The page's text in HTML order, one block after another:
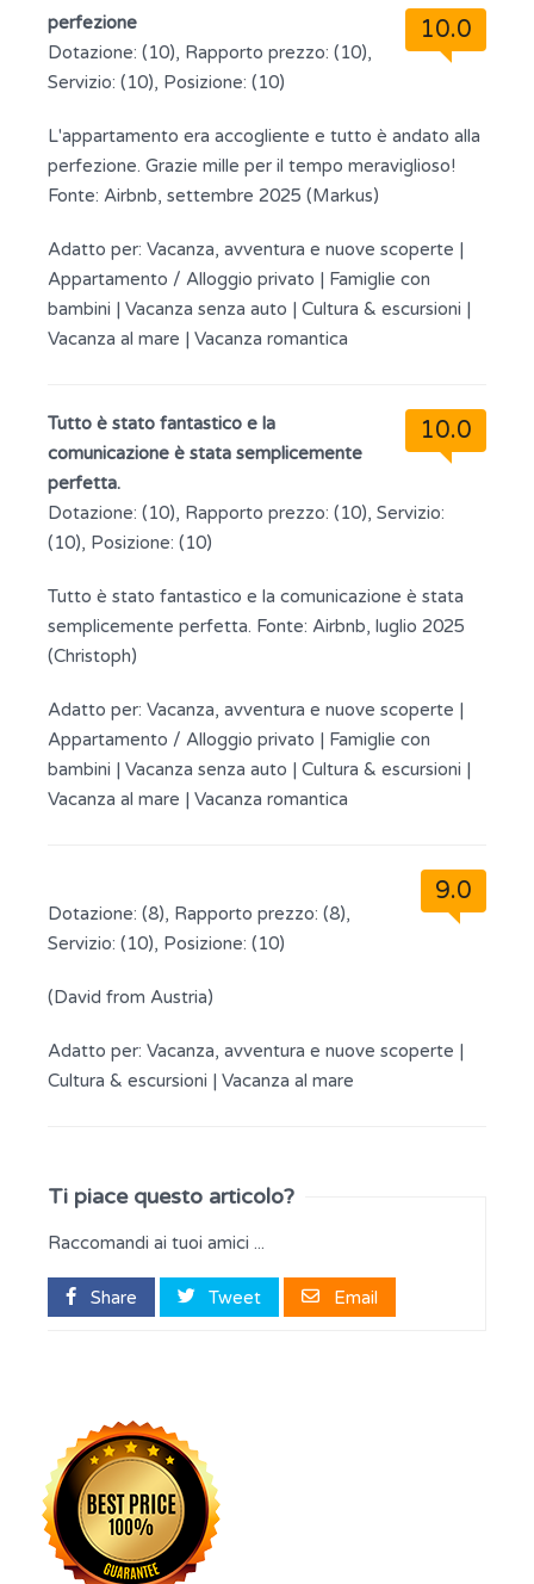
10.0
perfezione
Dotazione: (10), Rapporto prezzo: (10),
Servizio: (10), Posizione: (10)
L'appartamento era accogliente e tutto è andato alla
perfezione. Grazie mille per il tempo meraviglioso!
Fonte: Airbnb, settembre 2025 (Markus)
Adatto per: Vacanza, avventura e nuove scoperte |
Appartamento / Alloggio privato | Famiglie con
bambini | Vacanza senza auto | Cultura & escursioni |
Vacanza al mare | Vacanza romantica
10.0
Tutto è stato fantastico e la
comunicazione è stata semplicemente
perfetta.
Dotazione: (10), Rapporto prezzo: (10), Servizio:
(10), Posizione: (10)
Tutto è stato fantastico e la comunicazione è stata
semplicemente perfetta. Fonte: Airbnb, luglio 2025
(Christoph)
Adatto per: Vacanza, avventura e nuove scoperte |
Appartamento / Alloggio privato | Famiglie con
bambini | Vacanza senza auto | Cultura & escursioni |
Vacanza al mare | Vacanza romantica
9.0
Dotazione: (8), Rapporto prezzo: (8),
Servizio: (10), Posizione: (10)
(David from Austria)
Adatto per: Vacanza, avventura e nuove scoperte |
Cultura & escursioni | Vacanza al mare
Ti piace questo articolo?
Raccomandi ai tuoi amici ...
Share Tweet Email